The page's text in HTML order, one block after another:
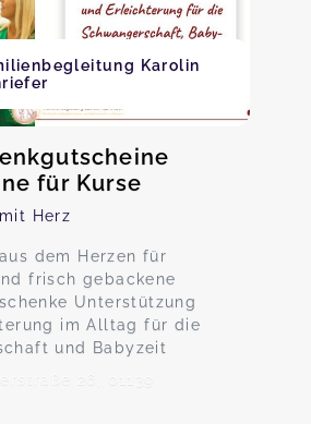
Karolin
für Kurse
Herz
dem Herzen für
frisch gebackene
Unterstützung
im Alltag für die
und Babyzeit
26, 01139